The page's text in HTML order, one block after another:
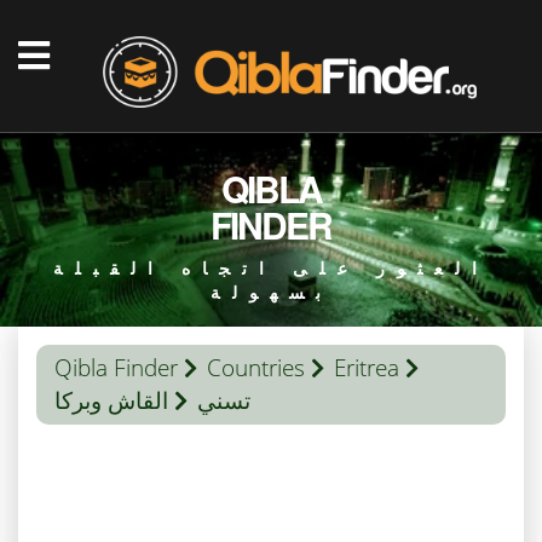
QIBLA
FINDER
العثور على اتجاه القبلة
بسهولة
Qibla Finder Countries
Eritrea
القاش وبركا
تسني